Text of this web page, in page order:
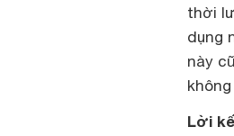
thời
dụng
này
Lời